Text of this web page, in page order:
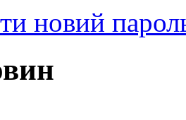
новий